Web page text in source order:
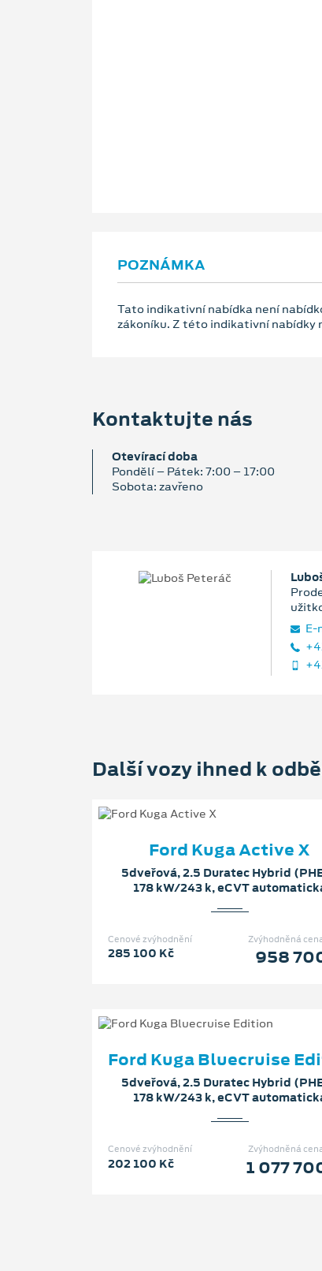
POZNÁMKA
Tato indikativní nabídka není
zákoníku. Z této indikativní nabídky
Kontaktujte nás
Otevírací doba
Pondělí – Pátek: 7:00 – 17:00
Sobota: zavřeno
Další vozy ihned k
Ford Kuga Active X
5dveřová, 2.5 Duratec Hybrid
178 kW/243 k, eCVT
Zvýhodněná
958
Cenové zvýhodnění
285 100 Kč
5dveřová, 2.5 Duratec Hybrid
178 kW/243 k, eCVT
Zvýhodněná
1 077
Cenové zvýhodnění
202 100 Kč